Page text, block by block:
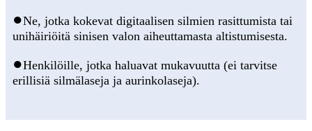
●Ne, jotka kokevat digitaalisen silmien rasittumista tai
unihäiriöitä sinisen valon aiheuttamasta altistumisesta.
●Henkilöille, jotka haluavat mukavuutta (ei tarvitse
erillisiä silmälaseja ja aurinkolaseja).